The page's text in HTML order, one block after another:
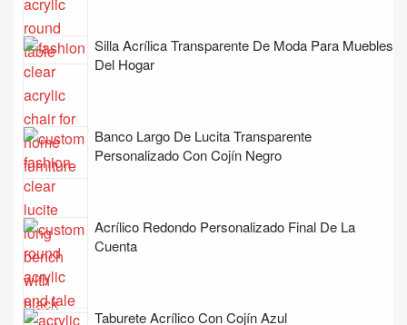
Silla Acrílica Transparente De Moda Para Muebles
Del Hogar
Banco Largo De Lucita Transparente
Personalizado Con Cojín Negro
Acrílico Redondo Personalizado Final De La
Cuenta
Taburete Acrílico Con Cojín Azul